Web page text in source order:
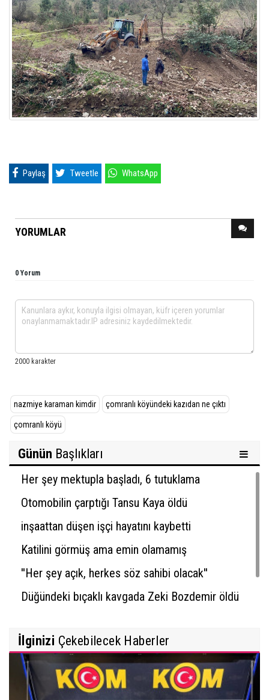
Paylaş Tweetle WhatsApp
YORUMLAR
0 Yorum
nazmiye karaman kimdir çomranlı köyündeki kazıdan ne çıktı
çomranlı köyü
Günün Başlıkları
Her şey mektupla başladı, 6 tutuklama
Otomobilin çarptığı Tansu Kaya öldü
inşaattan düşen işçi hayatını kaybetti
Katilini görmüş ama emin olamamış
''Her şey açık, herkes söz sahibi olacak''
Düğündeki bıçaklı kavgada Zeki Bozdemir öldü
İlginizi Çekebilecek Haberler